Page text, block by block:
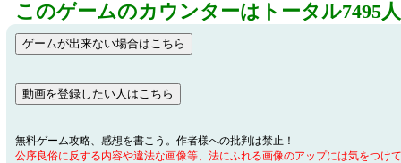
このゲームのカウンターはトータル7495
無料ゲーム攻略、感想を書こう。作者様への批判は禁止！
公序良俗に反する内容や違法な画像等、法にふれる画像のアップには気をつけ